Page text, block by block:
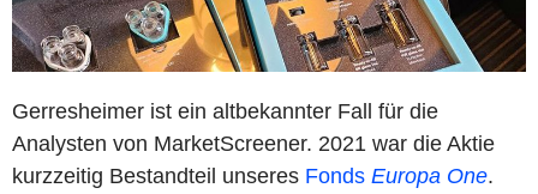
Gerresheimer ist ein altbekannter Fall für die
Analysten von MarketScreener. 2021 war die Aktie
kurzzeitig Bestandteil unseres Fonds Europa One.